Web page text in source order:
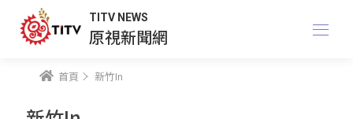
TITV NEWS
原視新聞網
首頁 新竹In